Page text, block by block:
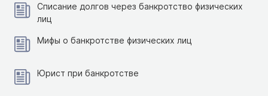
Списание долгов через банкротство физических
лиц
Мифы о банкротстве физических лиц
Юрист при банкротстве